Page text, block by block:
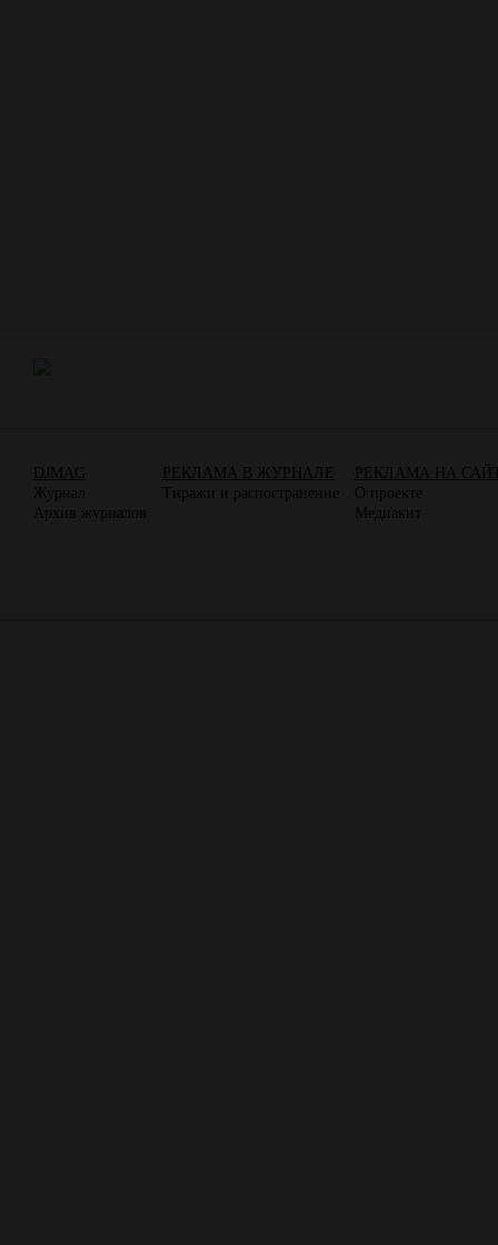
DJMAG
Журнал
Архив журналов
РЕКЛАМА В ЖУРНАЛЕ
Тиражи и распостранение
РЕКЛАМА НА
О проекте
Медиакит